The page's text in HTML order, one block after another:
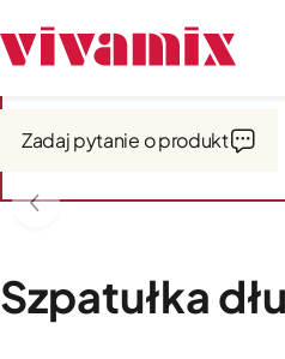
Miksery, misy,
Szpatułka
Zadaj pytanie o produkt